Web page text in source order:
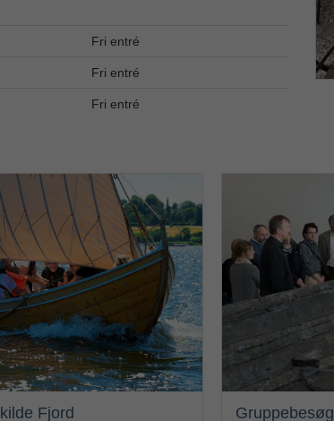
Fri entré
Fri entré
Fri entré
Fjord Gruppebesøg